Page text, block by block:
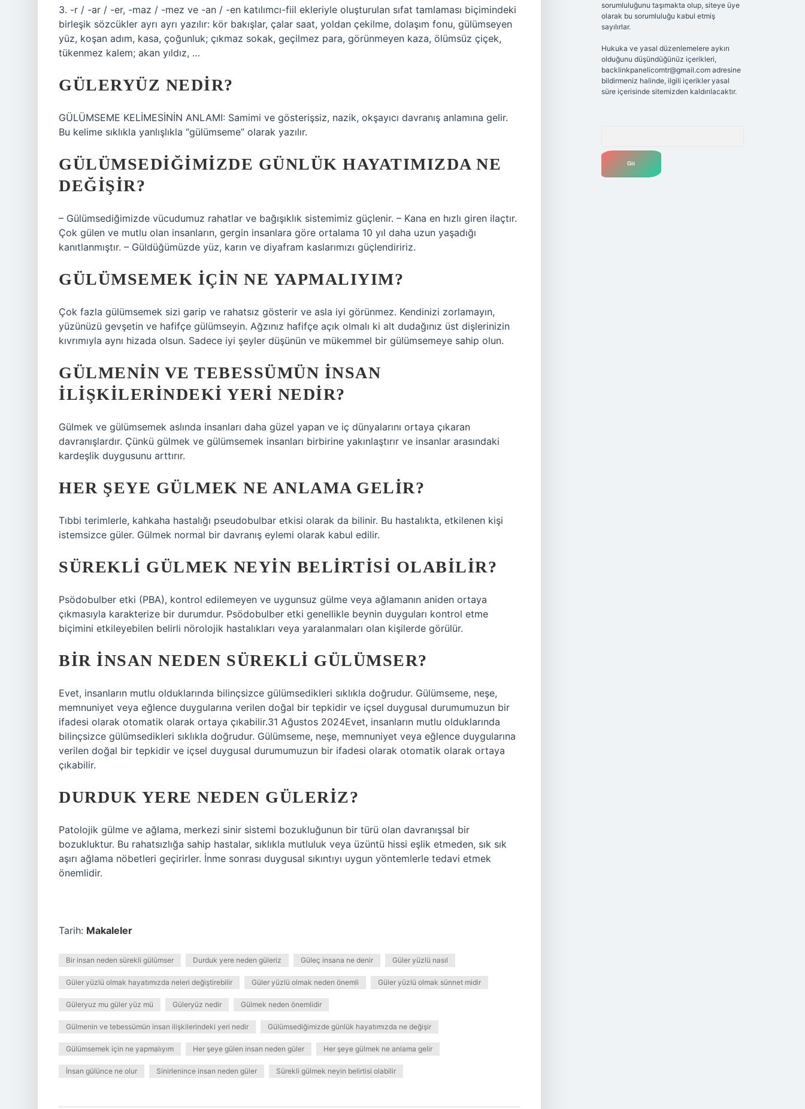
3. -r / -ar / -er, -maz / -mez ve -an / -en katılımcı-fiil ekleriyle oluşturulan sıfat tamlaması biçimindeki
birleşik sözcükler ayrı ayrı yazılır: kör bakışlar, çalar saat, yoldan çekilme, dolaşım fonu, gülümseyen
yüz, koşan adım, kasa, çoğunluk; çıkmaz sokak, geçilmez para, görünmeyen kaza, ölümsüz çiçek,
tükenmez kalem; akan yıldız, …
GÜLERYÜZ NEDIR?
GÜLÜMSEME KELİMESİNİN ANLAMI: Samimi ve gösterişsiz, nazik, okşayıcı davranış anlamına gelir.
Bu kelime sıklıkla yanlışlıkla “gülümseme” olarak yazılır.
GÜLÜMSEDIĞIMIZDE GÜNLÜK HAYATIMIZDA NE
DEĞIŞIR?
– Gülümsediğimizde vücudumuz rahatlar ve bağışıklık sistemimiz güçlenir. – Kana en hızlı giren ilaçtır.
Çok gülen ve mutlu olan insanların, gergin insanlara göre ortalama 10 yıl daha uzun yaşadığı
kanıtlanmıştır. – Güldüğümüzde yüz, karın ve diyafram kaslarımızı güçlendiririz.
GÜLÜMSEMEK IÇIN NE YAPMALIYIM?
Çok fazla gülümsemek sizi garip ve rahatsız gösterir ve asla iyi görünmez. Kendinizi zorlamayın,
yüzünüzü gevşetin ve hafifçe gülümseyin. Ağzınız hafifçe açık olmalı ki alt dudağınız üst dişlerinizin
kıvrımıyla aynı hizada olsun. Sadece iyi şeyler düşünün ve mükemmel bir gülümsemeye sahip olun.
GÜLMENIN VE TEBESSÜMÜN INSAN
ILIŞKILERINDEKI YERI NEDIR?
Gülmek ve gülümsemek aslında insanları daha güzel yapan ve iç dünyalarını ortaya çıkaran
davranışlardır. Çünkü gülmek ve gülümsemek insanları birbirine yakınlaştırır ve insanlar arasındaki
kardeşlik duygusunu arttırır.
HER ŞEYE GÜLMEK NE ANLAMA GELIR?
Tıbbi terimlerle, kahkaha hastalığı pseudobulbar etkisi olarak da bilinir. Bu hastalıkta, etkilenen kişi
istemsizce güler. Gülmek normal bir davranış eylemi olarak kabul edilir.
SÜREKLI GÜLMEK NEYIN BELIRTISI OLABILIR?
Psödobulber etki (PBA), kontrol edilemeyen ve uygunsuz gülme veya ağlamanın aniden ortaya
çıkmasıyla karakterize bir durumdur. Psödobulber etki genellikle beynin duyguları kontrol etme
biçimini etkileyebilen belirli nörolojik hastalıkları veya yaralanmaları olan kişilerde görülür.
BIR INSAN NEDEN SÜREKLI GÜLÜMSER?
Evet, insanların mutlu olduklarında bilinçsizce gülümsedikleri sıklıkla doğrudur. Gülümseme, neşe,
memnuniyet veya eğlence duygularına verilen doğal bir tepkidir ve içsel duygusal durumumuzun bir
ifadesi olarak otomatik olarak ortaya çıkabilir.31 Ağustos 2024Evet, insanların mutlu olduklarında
bilinçsizce gülümsedikleri sıklıkla doğrudur. Gülümseme, neşe, memnuniyet veya eğlence duygularına
verilen doğal bir tepkidir ve içsel duygusal durumumuzun bir ifadesi olarak otomatik olarak ortaya
çıkabilir.
DURDUK YERE NEDEN GÜLERIZ?
Patolojik gülme ve ağlama, merkezi sinir sistemi bozukluğunun bir türü olan davranışsal bir
bozukluktur. Bu rahatsızlığa sahip hastalar, sıklıkla mutluluk veya üzüntü hissi eşlik etmeden, sık sık
aşırı ağlama nöbetleri geçirirler. İnme sonrası duygusal sıkıntıyı uygun yöntemlerle tedavi etmek
önemlidir.
Tarih: Makaleler
Bir insan neden sürekli gülümser Durduk yere neden güleriz Güleç insana ne denir Güler yüzlü nasıl
Güler yüzlü olmak hayatımızda neleri değiştirebilir Güler yüzlü olmak neden önemli Güler yüzlü olmak sünnet midir
Güleryuz mu güler yüz mü Güleryüz nedir Gülmek neden önemlidir
Gülmenin ve tebessümün insan ilişkilerindeki yeri nedir Gülümsediğimizde günlük hayatımızda ne değişir
Gülümsemek için ne yapmalıyım Her şeye gülen insan neden güler Her şeye gülmek ne anlama gelir
İnsan gülünce ne olur Sinirlenince insan neden güler Sürekli gülmek neyin belirtisi olabilir
sorumluluğunu taşımakta olup, siteye üye
olarak bu sorumluluğu kabul etmiş
sayılırlar.
Hukuka ve yasal düzenlemelere aykırı
olduğunu düşündüğünüz içerikleri,
backlinkpanelicomtr@gmail.comadresine
bildirmeniz halinde, ilgili içerikler yasal
süre içerisinde sitemizden kaldırılacaktır.